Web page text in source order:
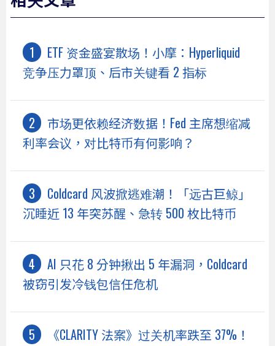
ETF 资金盛宴散场！小摩：Hyperliquid
竞争压力罩顶、后市关键看 2 指标
市场更依赖经济数据！Fed 主席想缩减
利率会议，对比特币有何影响？
Coldcard 风波掀逃难潮！「远古巨鲸」
沉睡近 13 年突苏醒、急转 500 枚比特币
AI 只花 8 分钟揪出 5 年漏洞，Coldcard
被窃引发冷钱包信任危机
《CLARITY 法案》过关机率跌至 37%！